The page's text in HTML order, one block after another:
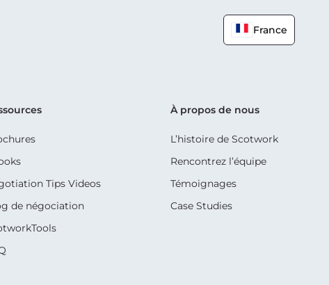
France
Tips Videos
de négociation
À propos de nous
L’histoire de Scotwork
Rencontrez l’équipe
Témoignages
Case Studies